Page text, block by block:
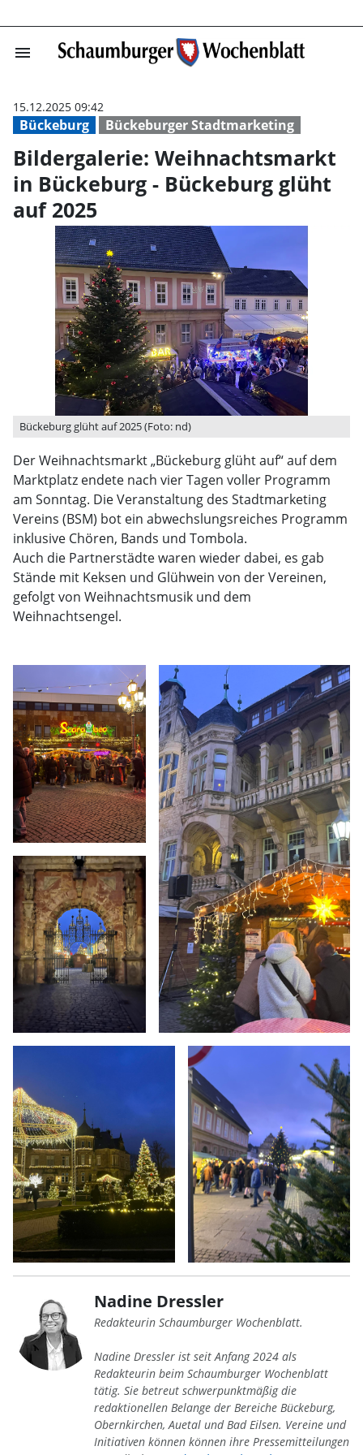
menu Bildergalerie:
Bückeburg Bückeburger Stadtmarketing
15.12.2025 09:42
Bildergalerie: Weihnachtsmarkt
in Bückeburg - Bückeburg glüht
auf 2025
Bückeburg glüht auf 2025 (Foto: nd)
Der Weihnachtsmarkt „Bückeburg glüht auf“ auf dem
Marktplatz endete nach vier Tagen voller Programm
am Sonntag. Die Veranstaltung des Stadtmarketing
Vereins (BSM) bot ein abwechslungsreiches Programm
inklusive Chören, Bands und Tombola.
Auch die Partnerstädte waren wieder dabei, es gab
Stände mit Keksen und Glühwein von der Vereinen,
gefolgt von Weihnachtsmusik und dem
Weihnachtsengel.
Nadine Dressler
Redakteurin Schaumburger Wochenblatt.
Nadine Dressler ist seit Anfang 2024 als
Redakteurin beim Schaumburger Wochenblatt
tätig. Sie betreut schwerpunktmäßig die
redaktionellen Belange der Bereiche Bückeburg,
Obernkirchen, Auetal und Bad Eilsen. Vereine und
Initiativen können können ihre Pressemitteilungen